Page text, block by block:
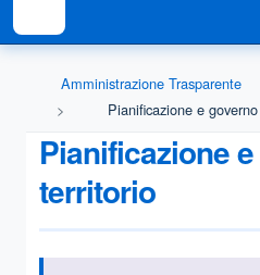
Amministrazione Trasparente
Pianificazione e
Pianificazione
territorio